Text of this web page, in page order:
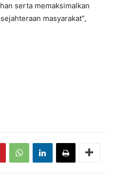
serta memaksimalkan
masyarakat”,